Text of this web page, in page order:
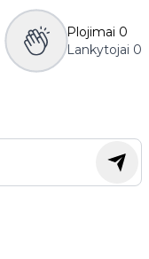
Plojimai 0
Lankytojai 0